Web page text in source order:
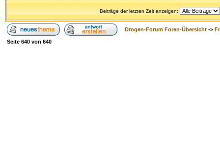
Beiträge der letzten Zeit anzeigen:
Drogen-Forum Foren-Übersicht ->
Seite 640 von 640